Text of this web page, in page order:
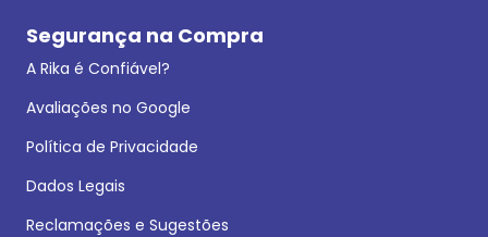
Segurança na Compra
A Rika é Confiável?
Avaliações no Google
Política de Privacidade
Dados Legais
Reclamações e Sugestões